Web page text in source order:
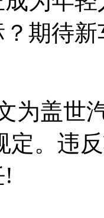
期待
为盖世
定。违